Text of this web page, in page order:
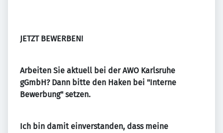
JETZT BEWERBEN!
Arbeiten Sie aktuell bei der AWO Karlsruhe
gGmbH? Dann bitte den Haken bei "Interne
Bewerbung" setzen.
Ich bin damit einverstanden, dass meine